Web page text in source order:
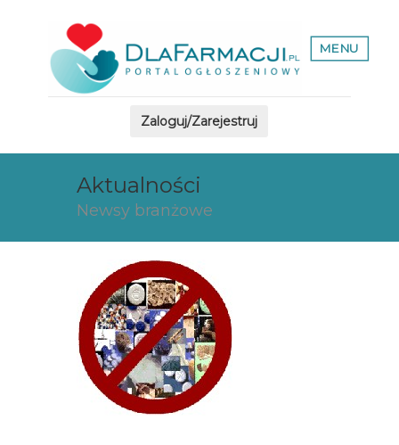
MENU
Zaloguj/Zarejestruj
Aktualności
Newsy branżowe